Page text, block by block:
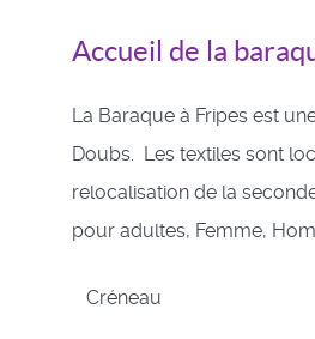
Accueil de la
La Baraque à Fripes est
Doubs. Les textiles sont
relocalisation de la
pour adultes, Femme,
Créneau